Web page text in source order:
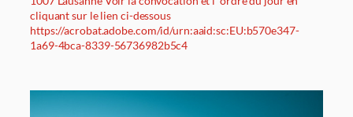
cliquant sur le lien ci-dessous
https://acrobat.adobe.com/id/urn:aaid:sc:EU:b570e347-
1a69-4bca-8339-56736982b5c4